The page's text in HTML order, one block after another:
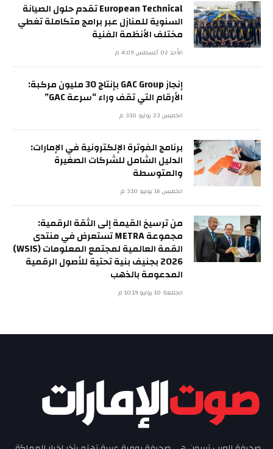
European Technical تقدم حلول الصيانة
السنوية للمنازل عبر برامج متكاملة تغطي
مختلف الأنظمة الفنية
الأحد 02 أغسطس 4:09 م
إنجاز GAC Group بإنتاج 30 مليون مركبة:
الأرقام التي تقف وراء “سرعة GAC”
الخميس 23 يوليو 3:10 م
برنامج الفوترة الإلكترونية في الإمارات:
الدليل الشامل للشركات الصغيرة
والمتوسطة
الخميس 16 يوليو 3:10 م
من ترسيخ القيمة إلى الثقة الرقمية:
مجموعة METRA تستعرض في منتدى
القمة العالمية لمجتمع المعلومات (WSIS)
2026 بجنيف بنية تحتية للأصول الرقمية
المدعومة بالذهب
الجمعة 10 يوليو 10:19 م